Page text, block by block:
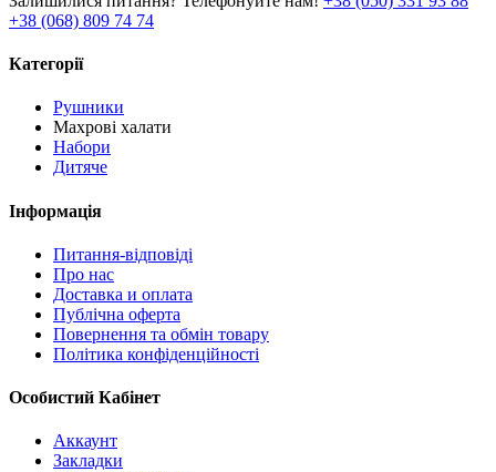
+38 (068) 809 74 74
Категорії
Рушники
Махрові халати
Набори
Дитяче
Інформація
Питання-відповіді
Про нас
Доставка и оплата
Публічна оферта
Повернення та обмін товару
Політика конфіденційності
Особистий Кабінет
Аккаунт
Закладки